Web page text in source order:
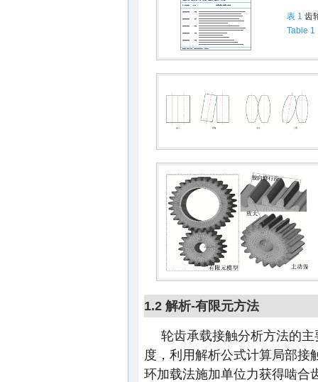
表 1 齿
Table 1
1.2 解析-有限元方法
轮齿承载接触分析方法的
度，利用解析公式计算局部接
环加载法施加单位力获得啮合